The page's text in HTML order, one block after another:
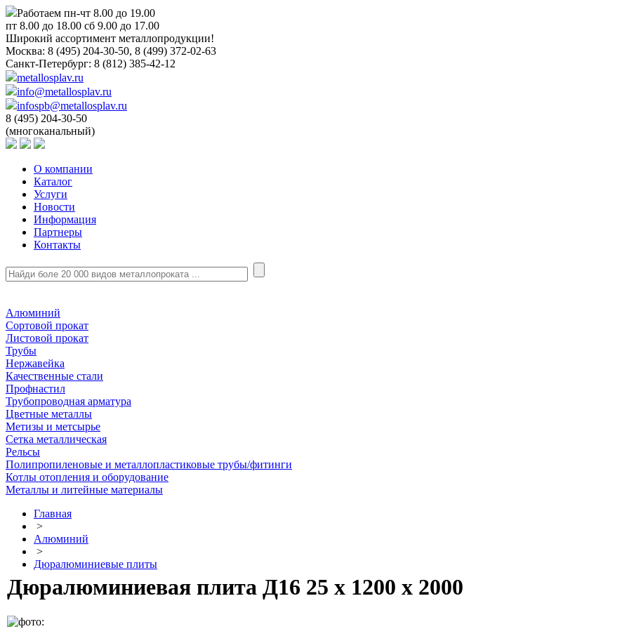
Работаем пн-чт 8.00 до 19.00
пт 8.00 до 18.00 сб 9.00 до 17.00
Широкий ассортимент металлопродукции!
Москва: 8 (495) 204-30-50, 8 (499) 372-02-63
Санкт-Петербург: 8 (812) 385-42-12
metallosplav.ru
info@metallosplav.ru
infospb@metallosplav.ru
8 (495) 204-30-50
(многоканальный)
О компании
Каталог
Услуги
Новости
Информация
Партнеры
Контакты
Алюминий
Сортовой прокат
Листовой прокат
Трубы
Нержавейка
Качественные стали
Профнастил
Трубопроводная арматура
Цветные металлы
Метизы и метсырье
Сетка металлическая
Рельсы
Полипропиленовые и металлопластиковые трубы/фитинги
Котлы отопления и оборудование
Металлы и литейные материалы
Главная
>
Алюминий
>
Дюралюминиевые плиты
Дюралюминиевая плита Д16 25 х 1200 х 2000